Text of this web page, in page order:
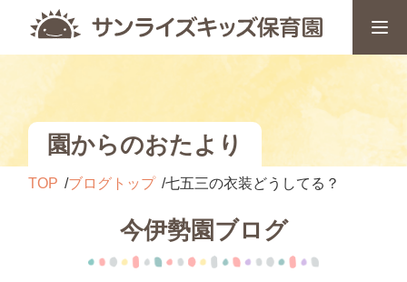
園からのおたより
TOP ブログトップ 七五三の衣装どうしてる？
今伊勢園ブログ